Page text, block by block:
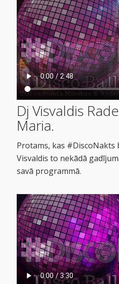
Dj Visvaldis
Maria.
Protams, kas #DiscoNakts
Visvaldis to nekādā
savā programmā.